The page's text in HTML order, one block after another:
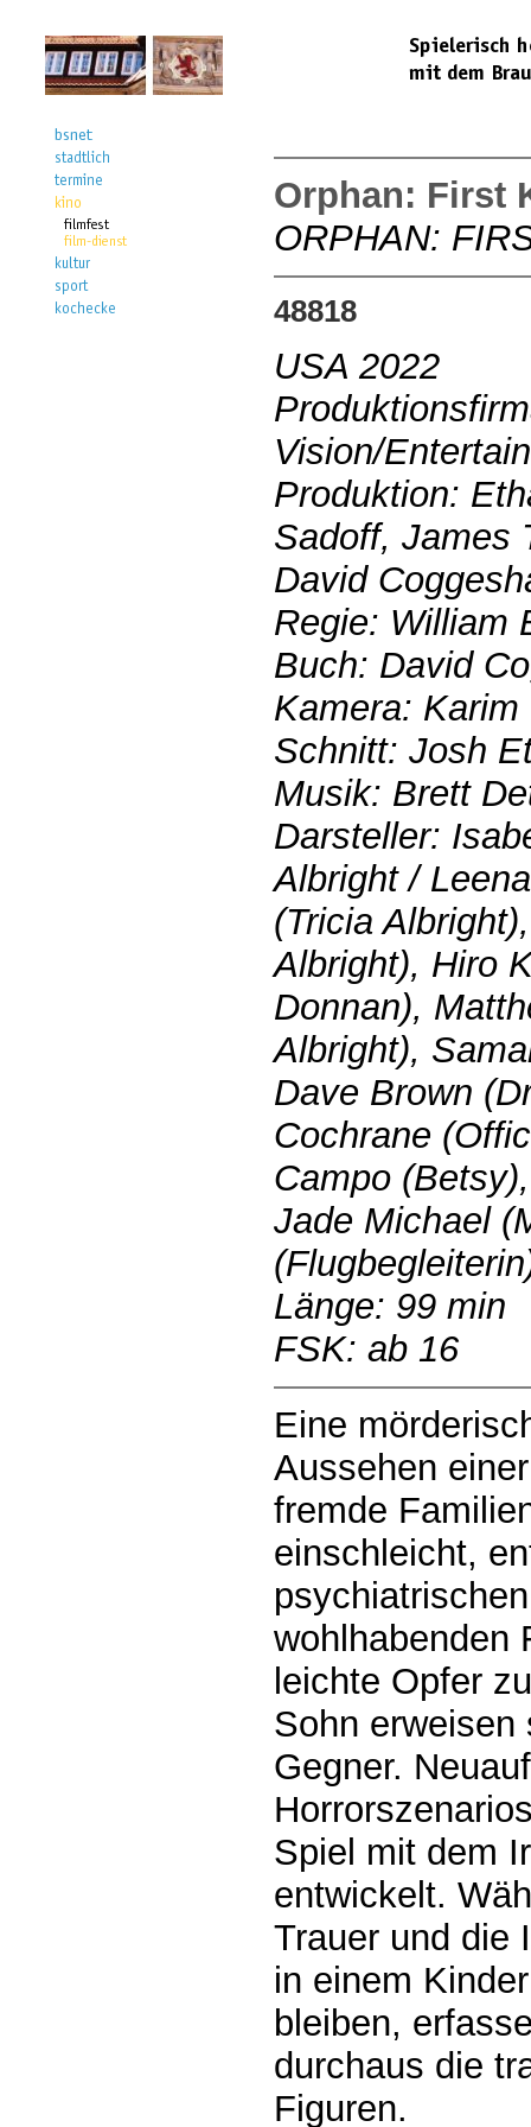
Orphan: First
ORPHAN:
48818
USA 2022
Vision/
Produktion:
Sadoff, James
David
Regie: William
Buch: David
Kamera: Karim
Schnitt: Josh
Musik: Brett
Darsteller:
Albright /
(Tricia
Albright), Hiro
Donnan),
Albright),
Dave Brown
Cochrane
Campo
Jade Michael
Länge: 99 min
FSK: ab 16
Eine
Aussehen
fremde
einschleicht,
wohlhabenden
leichte Opfer
Sohn erweisen
Gegner.
Spiel mit dem
entwickelt.
Trauer und die
in einem
bleiben,
durchaus die
Figuren.